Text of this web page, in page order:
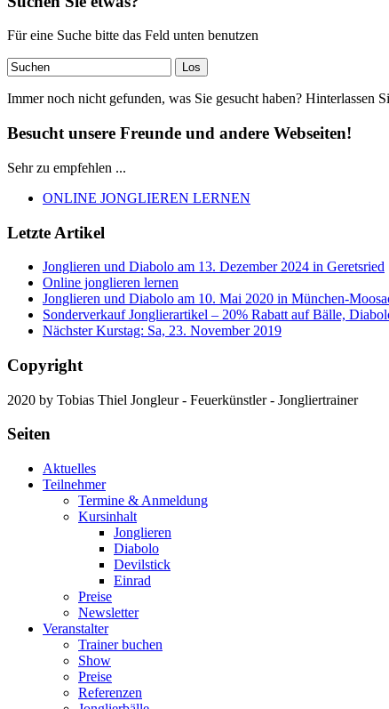
Für eine Suche bitte das Feld unten benutzen
Immer noch nicht gefunden, was Sie gesucht haben? Hinterlassen
Besucht unsere Freunde und andere Webseiten!
Sehr zu empfehlen ...
ONLINE JONGLIEREN LERNEN
Letzte Artikel
Jonglieren und Diabolo am 13. Dezember 2024 in Geretsried
Online jonglieren lernen
Jonglieren und Diabolo am 10. Mai 2020 in München-
Sonderverkauf Jonglierartikel – 20% Rabatt auf Bälle,
Nächster Kurstag: Sa, 23. November 2019
Copyright
2020 by Tobias Thiel Jongleur - Feuerkünstler - Jongliertrainer
Seiten
Aktuelles
Teilnehmer
Termine & Anmeldung
Kursinhalt
Jonglieren
Diabolo
Devilstick
Einrad
Preise
Newsletter
Veranstalter
Trainer buchen
Show
Preise
Referenzen